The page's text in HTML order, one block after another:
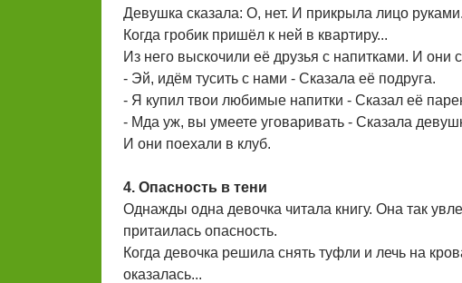
Девушка сказала: О, нет. И прикрыла лицо руками.
Когда гробик пришёл к ней в квартиру...
Из него выскочили её друзья с напитками. И они
- Эй, идём тусить с нами - Сказала её подруга.
- Я купил твои любимые напитки - Сказал её
- Мда уж, вы умеете уговаривать - Сказала
И они поехали в клуб.
4. Опасность в тени
Однажды одна девочка читала книгу. Она так
притаилась опасность.
Когда девочка решила снять туфли и лечь на
оказалась...